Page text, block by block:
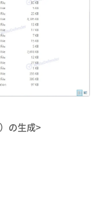
の生成>